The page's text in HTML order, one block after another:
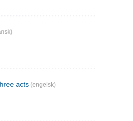
acts (engelsk)